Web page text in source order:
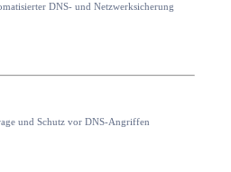
DNS- und Netzwerksicherung
und Schutz vor DNS-Angriffen